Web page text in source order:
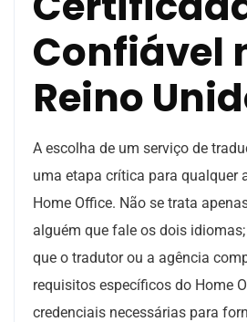
Confiável
Reino
A escolha de um serviço de
uma etapa crítica para qualquer
Home Office. Não se trata
alguém que fale os dois
que o tradutor ou a agência
requisitos específicos do Home
credenciais necessárias para